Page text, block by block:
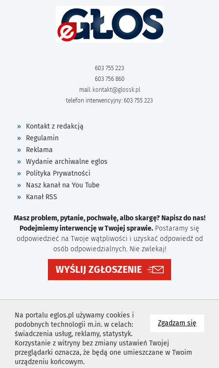
Zgadzam się
Na portalu eglos.pl używamy cookies i
podobnych technologii m.in. w celach:
świadczenia usług, reklamy, statystyk.
Korzystanie z witryny bez zmiany ustawień Twojej
przeglądarki oznacza, że będą one umieszczane w Twoim
urządzeniu końcowym.
603 755 223
603 756 860
mail: kontakt@glossk.pl
telefon interwencyjny: 603 755 223
Kontakt z redakcją
Regulamin
Reklama
Wydanie archiwalne eglos
Polityka Prywatności
Nasz kanał na You Tube
Kanał RSS
Masz problem, pytanie, pochwałę, albo skargę? Napisz do nas!
Podejmiemy interwencję w Twojej sprawie. Postaramy się
odpowiedzieć na Twoje wątpliwości i uzyskać odpowiedź od
osób odpowiedzialnych. Nie zwlekaj!
WYŚLIJ ZGŁOSZENIE
Projekt i wykonanie